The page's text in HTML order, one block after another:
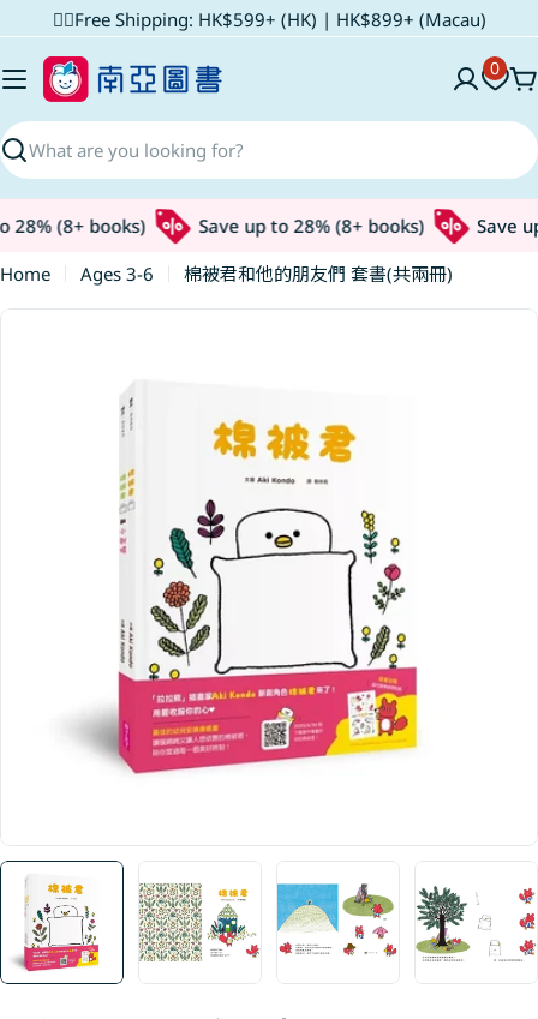
to
content
✌🏼Free Shipping: HK$599+ (HK) | HK$899+ (Macau)
Search
0
(8+ books) Save up to 28% (8+ books)
Save up
Home
Ages 3-6
棉被君和他的朋友們 套書(共兩冊)
Skip
Open media 0 in modal